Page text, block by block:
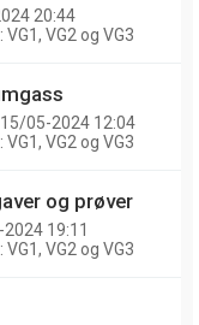
20:44
VG2 og VG3
15/05-2024 12:04
VG2 og VG3
og prøver
19:11
VG2 og VG3